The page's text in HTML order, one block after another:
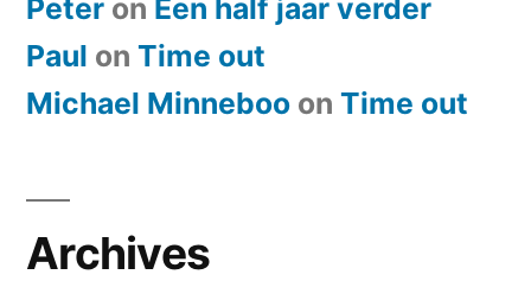
Peter on Een half jaar verder
Paul on ​Time out
Michael Minneboo on ​Time out
Archives